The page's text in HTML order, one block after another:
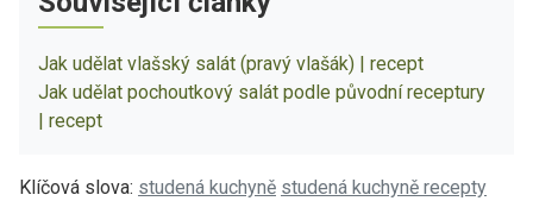
Jak udělat vlašský salát (pravý vlašák) | recept
Jak udělat pochoutkový salát podle původní receptury
| recept
Klíčová slova: studená kuchyně studená kuchyně recepty